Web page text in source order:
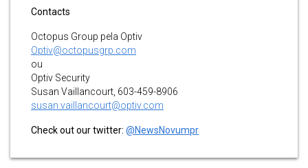
Contacts
Octopus Group pela Optiv
Optiv@octopusgrp.com
ou
Optiv Security
Susan Vaillancourt, 603-459-8906
susan.vaillancourt@optiv.com
Check out our twitter: @NewsNovumpr